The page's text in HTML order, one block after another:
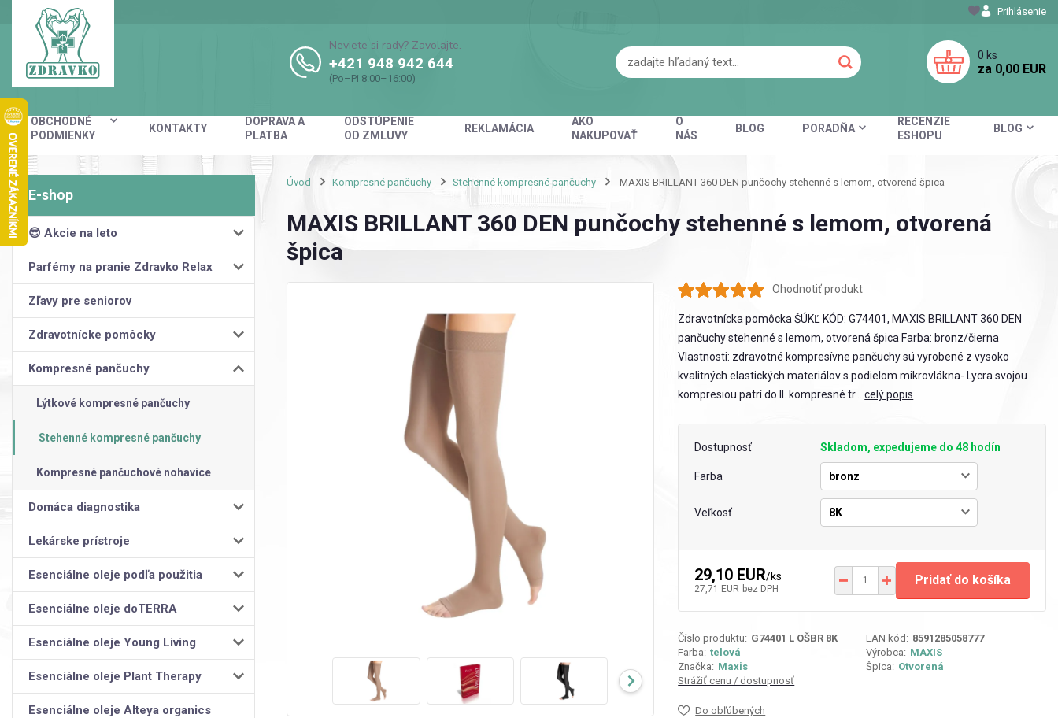
OBCHODNÉ
PODMIENKY
KONTAKTY
DOPRAVA A
PLATBA
ODSTÚPENIE
OD ZMLUVY
REKLAMÁCIA
AKO
NAKUPOVAŤ
O
NÁS
BLOG PORADŇA
RECENZIE
ESHOPU
BLOG
Prihlásenie
Neviete si rady? Zavolajte.
+421 948 942 644
(Po–Pi 8:00–16:00)
0 ks
za 0,00 EUR
😎 Akcie na leto
Parfémy na pranie Zdravko Relax
Zľavy pre seniorov
Zdravotnícke pomôcky
Kompresné pančuchy
Lýtkové kompresné pančuchy
Stehenné kompresné pančuchy
Kompresné pančuchové nohavice
Domáca diagnostika
Lekárske prístroje
Esenciálne oleje podľa použitia
Esenciálne oleje doTERRA
Esenciálne oleje Young Living
Esenciálne oleje Plant Therapy
Esenciálne oleje Alteya organics
Úvod Kompresné pančuchy Stehenné kompresné pančuchy MAXIS BRILLANT 360 DEN punčochy stehenné s lemom, otvorená špica
MAXIS BRILLANT 360 DEN punčochy stehenné s lemom, otvorená
špica
Ohodnotiť produkt
Zdravotnícka pomôcka ŠÚKĽ KÓD: G74401, MAXIS BRILLANT 360 DEN
pančuchy stehenné s lemom, otvorená špica Farba: bronz/čierna
Vlastnosti: zdravotné kompresívne pančuchy sú vyrobené z vysoko
kvalitných elastických materiálov s podielom mikrovlákna- Lycra svojou
kompresiou patrí do II. kompresné tr...celý popis
Dostupnosť Skladom, expedujeme do 48 hodín
Farba
Veľkosť
29,10 EUR/ks
27,71 EUR bez DPH
Pridať do košíka
Číslo produktu: G74401 L OŠBR 8K EAN kód: 8591285058777
Farba: telová Výrobca: MAXIS
Značka: Maxis Špica: Otvorená
Strážiť cenu / dostupnosť
Do obľúbených